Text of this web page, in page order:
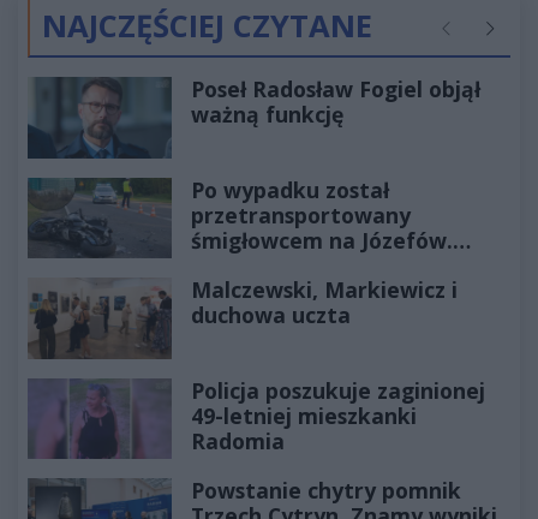
NAJCZĘŚCIEJ CZYTANE Poprzednie
Poseł Radosław Fogiel objął
ważną funkcję
Po wypadku został
przetransportowany
śmigłowcem na Józefów.
Malczewski, Markiewicz i
duchowa uczta
Policja poszukuje zaginionej
49-letniej mieszkanki
Radomia
Powstanie chytry pomnik